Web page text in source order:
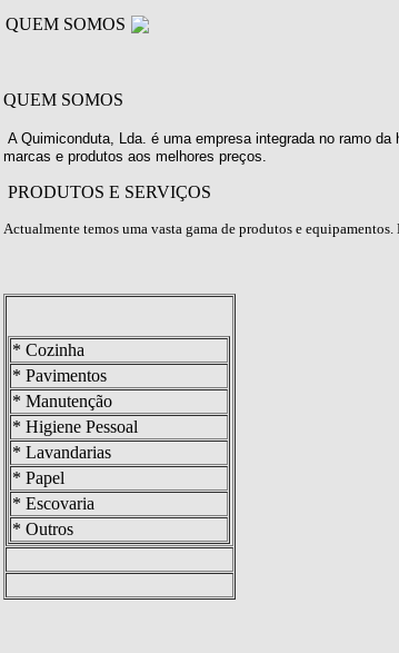
QUEM SOMOS
QUEM SOMOS
A Quimiconduta, Lda. é uma empresa integrada no ramo
marcas e produtos aos melhores preços.
PRODUTOS E SERVIÇOS
Actualmente temos uma vasta gama de produtos e
* Cozinha
* Pavimentos
* Manutenção
* Higiene Pessoal
* Lavandarias
* Papel
* Escovaria
* Outros